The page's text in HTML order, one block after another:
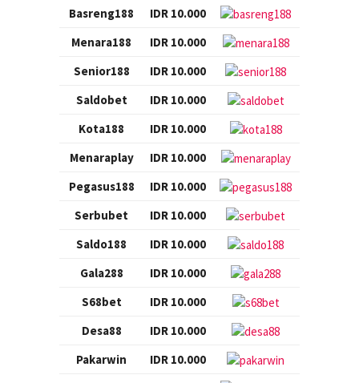
Basreng188
IDR 10.000
Menara188
IDR 10.000
Senior188
IDR 10.000
Saldobet
IDR 10.000
Kota188
IDR 10.000
Menaraplay
IDR 10.000
Pegasus188
IDR 10.000
Serbubet
IDR 10.000
Saldo188
IDR 10.000
Gala288
IDR 10.000
S68bet
IDR 10.000
Desa88
IDR 10.000
Pakarwin
IDR 10.000